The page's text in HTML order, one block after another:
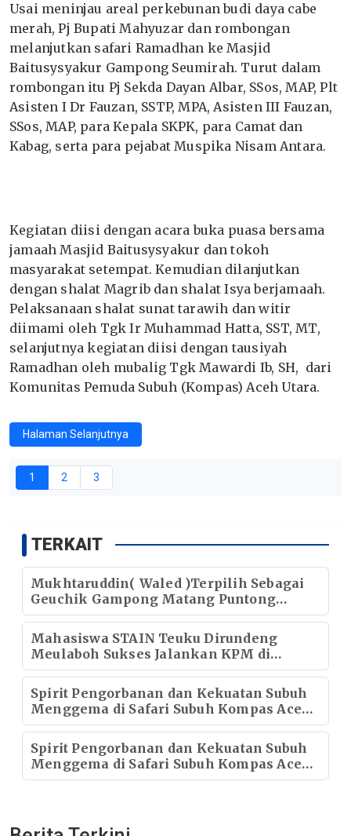
Usai meninjau areal perkebunan budi daya cabe
merah, Pj Bupati Mahyuzar dan rombongan
melanjutkan safari Ramadhan ke Masjid
Baitusysyakur Gampong Seumirah. Turut dalam
rombongan itu Pj Sekda Dayan Albar, SSos, MAP, Plt
Asisten I Dr Fauzan, SSTP, MPA, Asisten III Fauzan,
SSos, MAP, para Kepala SKPK, para Camat dan
Kabag, serta para pejabat Muspika Nisam Antara.
Kegiatan diisi dengan acara buka puasa bersama
jamaah Masjid Baitusysyakur dan tokoh
masyarakat setempat. Kemudian dilanjutkan
dengan shalat Magrib dan shalat Isya berjamaah.
Pelaksanaan shalat sunat tarawih dan witir
diimami oleh Tgk Ir Muhammad Hatta, SST, MT,
selanjutnya kegiatan diisi dengan tausiyah
Ramadhan oleh mubalig Tgk Mawardi Ib, SH, dari
Komunitas Pemuda Subuh (Kompas) Aceh Utara.
Halaman Selanjutnya
1 2 3
TERKAIT
Mukhtaruddin( Waled )Terpilih Sebagai
Geuchik Gampong Matang Puntong
Periode 2026–2032.
Mahasiswa STAIN Teuku Dirundeng
Meulaboh Sukses Jalankan KPM di
Gampong Baroh
Spirit Pengorbanan dan Kekuatan Subuh
Menggema di Safari Subuh Kompas Aceh
Utara
Spirit Pengorbanan dan Kekuatan Subuh
Menggema di Safari Subuh Kompas Aceh
Utara